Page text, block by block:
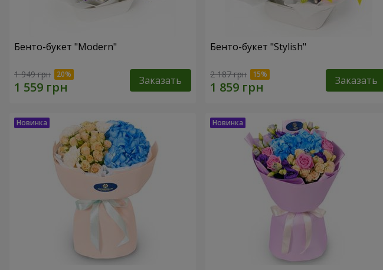
Бенто-букет "Modern"
1 949 грн Заказать
Бенто-букет "Stylish"
2 187 грн Заказать